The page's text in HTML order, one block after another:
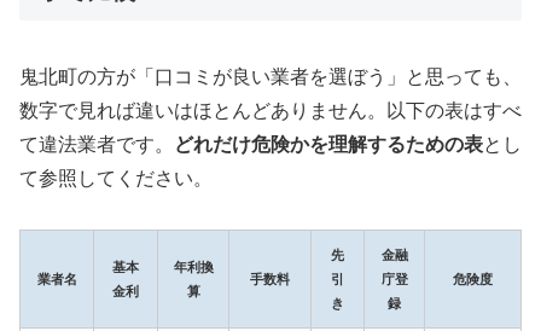
鬼北町の方が「口コミが良い業者を選ぼう」と思っても、
数字で見れば違いはほとんどありません。以下の表はすべ
て違法業者です。
どれだけ危険かを理解するための表とし
て参照してください。
業者名
基本
金利
年利換
算
手数料
先
引
き
金融
庁登
録
危険度